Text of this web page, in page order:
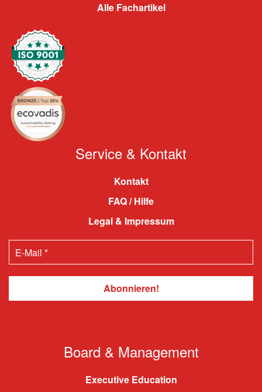
Alle Fachartikel
Service & Kontakt
Kontakt
FAQ / Hilfe
Legal & Impressum
Board & Management
Executive Education